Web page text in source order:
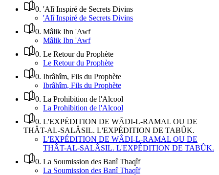
0. 'Alî Inspiré de Secrets Divins
'Alî Inspiré de Secrets Divins
0. Mâlik Ibn 'Awf
Mâlik Ibn 'Awf
0. Le Retour du Prophète
Le Retour du Prophète
0. Ibrâhîm, Fils du Prophète
Ibrâhîm, Fils du Prophète
0. La Prohibition de l'Alcool
La Prohibition de l'Alcool
0. L'EXPÉDITION DE WÂDI-L-RAMAL OU DE
THÂT-AL-SALÂSIL. L'EXPÉDITION DE TABÛK.
L'EXPÉDITION DE WÂDI-L-RAMAL OU DE
THÂT-AL-SALÂSIL. L'EXPÉDITION DE TABÛK.
0. La Soumission des Banî Thaqîf
La Soumission des Banî Thaqîf